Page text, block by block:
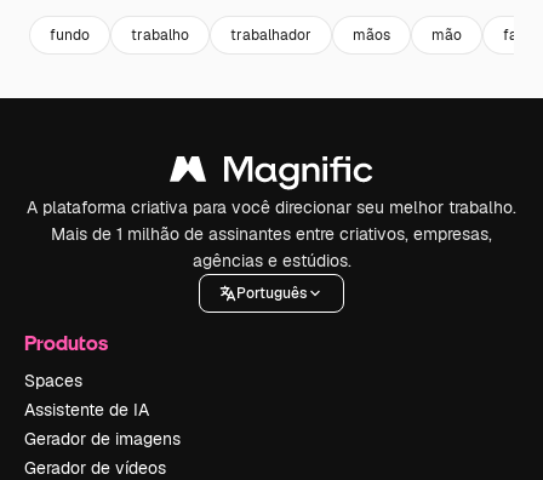
fundo trabalho trabalhador mãos mão face
A plataforma criativa para você direcionar seu melhor trabalho.
Mais de 1 milhão de assinantes entre criativos, empresas,
agências e estúdios.
Português
Produtos
Spaces
Assistente de IA
Gerador de imagens
Gerador de vídeos